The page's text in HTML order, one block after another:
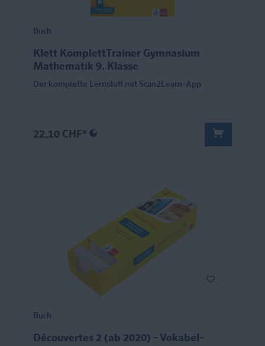
Buch
Klett KomplettTrainer Gymnasium
Mathematik 9. Klasse
Der komplette Lernstoff mit Scan2Learn-App
22,10 CHF*
Buch
Découvertes 2 (ab 2020) - Vokabel-